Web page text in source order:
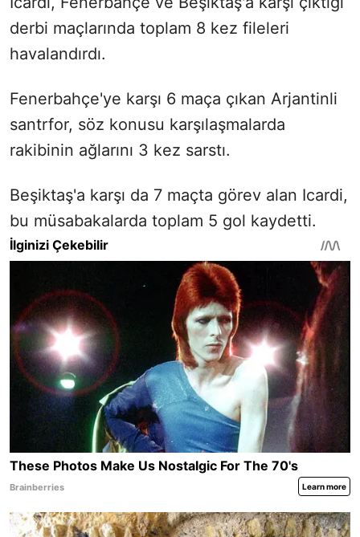
derbi maçlarında toplam 8 kez fileleri
havalandırdı.
Fenerbahçe'ye karşı 6 maça çıkan Arjantinli
santrfor, söz konusu karşılaşmalarda
rakibinin ağlarını 3 kez sarstı.
Beşiktaş'a karşı da 7 maçta görev alan Icardi,
bu müsabakalarda toplam 5 gol kaydetti.